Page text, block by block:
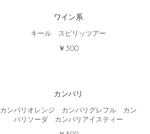
ワイン系
キール スピリッツアー
￥500
カンパリ
カンパリオレンジ カンパリグレフル カン
パリソーダ カンパリアイスティー